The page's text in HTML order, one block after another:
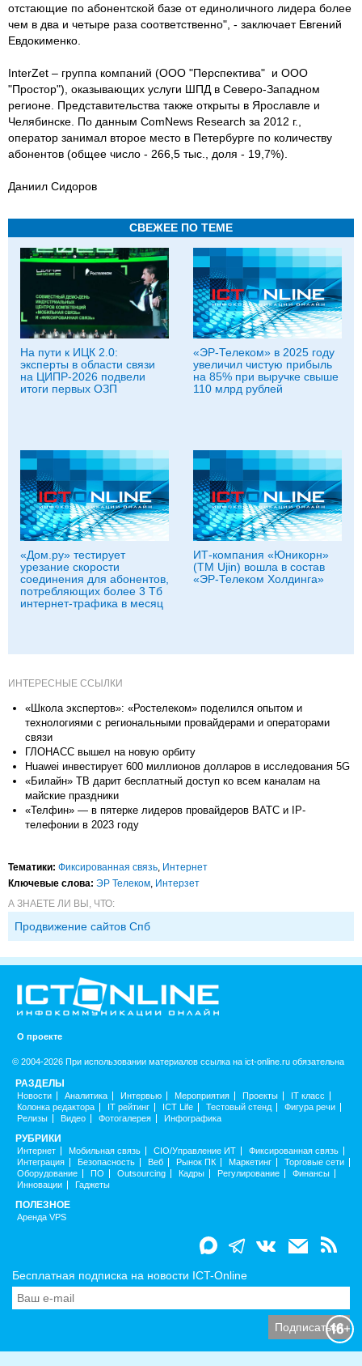
отстающие по абонентской базе от единоличного лидера более
чем в два и четыре раза соответственно", - заключает Евгений
Евдокименко.
InterZet – группа компаний (ООО "Перспектива" и ООО
"Простор"), оказывающих услуги ШПД в Северо-Западном
регионе. Представительства также открыты в Ярославле и
Челябинске. По данным ComNews Research за 2012 г.,
оператор занимал второе место в Петербурге по количеству
абонентов (общее число - 266,5 тыс., доля - 19,7%).
Даниил Сидоров
СВЕЖЕЕ ПО ТЕМЕ
На пути к ИЦК 2.0:
эксперты в области связи
на ЦИПР-2026 подвели
итоги первых ОЗП
«ЭР-Телеком» в 2025 году
увеличил чистую прибыль
на 85% при выручке свыше
110 млрд рублей
«Дом.ру» тестирует
урезание скорости
соединения для абонентов,
потребляющих более 3 Тб
интернет-трафика в месяц
ИТ‑компания «Юникорн»
(ТМ Ujin) вошла в состав
«ЭР‑Телеком Холдинга»
ИНТЕРЕСНЫЕ ССЫЛКИ
«Школа экспертов»: «Ростелеком» поделился опытом и
технологиями с региональными провайдерами и операторами
связи
ГЛОНАСС вышел на новую орбиту
Huawei инвестирует 600 миллионов долларов в исследования 5G
«Билайн» ТВ дарит бесплатный доступ ко всем каналам на
майские праздники
«Телфин» — в пятерке лидеров провайдеров ВАТС и IP-
телефонии в 2023 году
Тематики: Фиксированная связь Интернет
Ключевые слова: ЭР Телеком Интерзет
А ЗНАЕТЕ ЛИ ВЫ, ЧТО:
Продвижение сайтов Спб
О проекте
© 2004-2026 При использовании материалов ссылка на ict-online.ru обязательна
РАЗДЕЛЫ
Новости Аналитика Интервью Мероприятия Проекты
IT класс
Колонка редактора
IT рейтинг ICT Life Тестовый стенд
Фигура речи
Релизы
Видео Фотогалерея Инфографика
РУБРИКИ
Интернет Мобильная связь CIO/Управление ИТ
Фиксированная связь
Интеграция
Безопасность Веб Рынок ПК Маркетинг
Торговые сети
Оборудование
ПО Outsourcing Кадры Регулирование
Финансы
Инновации
Гаджеты
ПОЛЕЗНОЕ
Аренда VPS
Бесплатная подписка на новости ICT-Online